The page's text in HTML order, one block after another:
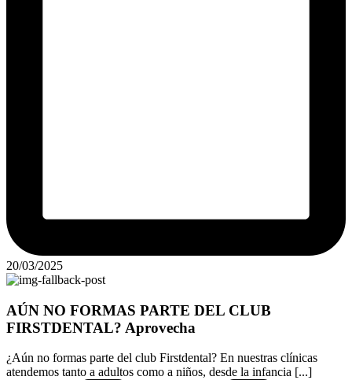
20/03/2025
AÚN NO FORMAS PARTE DEL CLUB
FIRSTDENTAL? Aprovecha
¿Aún no formas parte del club Firstdental? En nuestras clínicas
atendemos tanto a adultos como a niños, desde la infancia [...]